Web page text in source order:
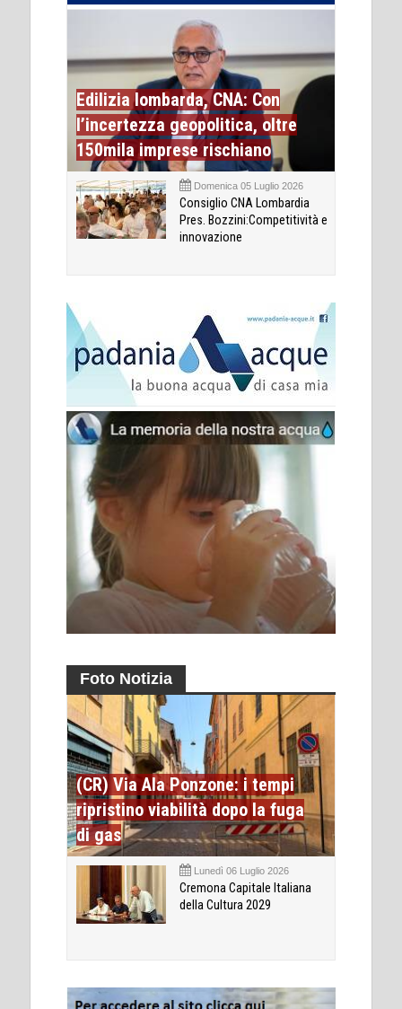
Edilizia lombarda, CNA: Con
l’incertezza geopolitica, oltre
150mila imprese rischiano
Domenica 05 Luglio 2026
Consiglio CNA Lombardia
Pres. Bozzini:Competitività e
innovazione
Foto Notizia
(CR) Via Ala Ponzone: i tempi
ripristino viabilità dopo la fuga
di gas
Lunedì 06 Luglio 2026
Cremona Capitale Italiana
della Cultura 2029